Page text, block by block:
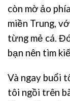
còn mờ ảo
miền Trung,
từng mẻ cá.
bạn nên tìm
Và ngay buổi
tôi ngồi trên